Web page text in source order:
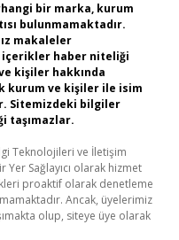
bir marka, kurum
bulunmamaktadır.
makaleler
içerikler haber niteliği
kişiler hakkında
kurum ve kişiler ile isim
Sitemizdeki bilgiler
taşımazlar.
Teknolojileri ve İletişim
Yer Sağlayıcı olarak hizmet
proaktif olarak denetleme
Ancak, üyelerimiz
olup, siteye üye olarak